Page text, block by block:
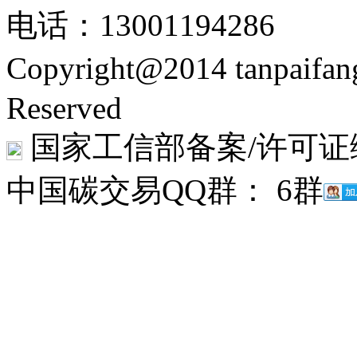
电话：13001194286
Copyright@2014
Reserved
国家工信部备案/许可
中国碳交易QQ群： 6群